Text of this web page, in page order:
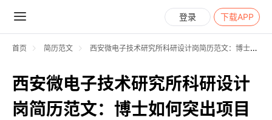
登录 下载APP
首页 简历范文 西安微电子技术研究所科研设计岗简历范文：博士如何突出项目优势？
西安微电子技术研究所科研设计
岗简历范文：博士如何突出项目